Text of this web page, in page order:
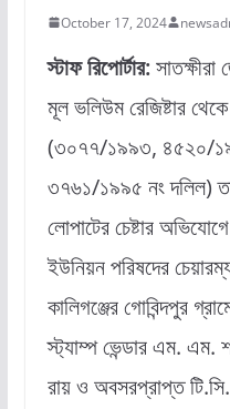
October 17, 2024
স্টাফ রিপোর্টার:সাতক্ষীরা
মূল ভলিউম রেজিষ্টার
(৩০৭৭/১৯৯৩, ৪৫২০/
৩৭৬১/১৯৯৫ নং দলিল)
লোপাটের চেষ্টার
ইউনিয়ন পরিষদের
কালিগঞ্জের গোবিন্দপুর
স্ট্যাম্প ভেন্ডার এম.
রায় ও অবসরপ্রাপ্ত